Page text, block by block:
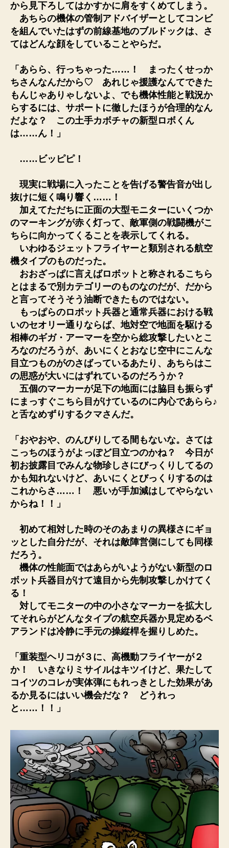
から見下ろしてはかすかに肩をすくめてしまう。
あちらの機体の管制アドバイザーとしてコンビ
を組んでいたはずの前線基地のブルドックは、さ
てはどんな顔をしていることやらだ。
「あらら、行っちゃった……！ まったくせっか
ちさんなんだから♡ あれじゃ援護なんてできた
もんじゃありゃしないよ、でも機体性能と戦況か
らするには、サポートに徹したほうが合理的なん
だよな？ この土手カボチャの新型ロボくん
は……ん！」
……ビッピピ！
現実に戦場に入ったことを告げる警告音が出し
抜けに短く鳴り響く……！
加えてただちに正面の大型モニターにいくつか
のマーキングが赤く灯って、敵軍側の戦闘機がこ
ちらに向かってくることを表示してくれる。
いわゆるジェットフライヤーと類別される航空
機タイプのものだった。
おおざっぱに言えばロボットと称されるこちら
とはまるで別カテゴリーのものなのだが、だから
と言ってそうそう油断できたものではない。
もっぱらのロボット兵器と通常兵器における戦
いのセオリー通りならば、地対空で地面を駆ける
相棒のギガ・アーマーを空から総攻撃したいとこ
ろなのだろうが、あいにくとおなじ空中にこんな
目立つものがのさばっているあたり、あちらはこ
の思惑が大いにはずれているのだろうか？
五個のマーカーが足下の地面には脇目も振らず
にまっすぐこちら目がけているのに内心であらら♪
と舌なめずりするクマさんだ。
「おやおや、のんびりしてる間もないな。さては
こっちのほうがよっぽど目立つのかね？ 今日が
初お披露目でみんな物珍しさにびっくりしてるの
かも知れないけど、あいにくとびっくりするのは
これからさ……！ 悪いが手加減はしてやらない
からね！！」
初めて相対した時のそのあまりの異様さにギョ
ッとした自分だが、それは敵陣営側にしても同様
だろう。
機体の性能面ではあらがいようがない新型のロ
ボット兵器目がけて遠目から先制攻撃しかけてく
る！
対してモニターの中の小さなマーカーを拡大し
てそれらがどんなタイプの航空兵器か見定めるベ
アランドは冷静に手元の操縦桿を握りしめた。
「重装型ヘリコが３に、高機動フライヤーが２
か！ いきなりミサイルはキツイけど、果たして
コイツのコレが実体弾にもれっきとした効果があ
るか見るにはいい機会だな？ どうれっ
と……！！」